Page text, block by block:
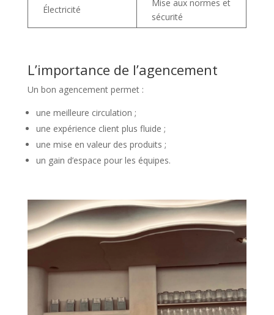
Électricité
Mise aux normes et
sécurité
L’importance de l’agencement
Un bon agencement permet :
une meilleure circulation ;
une expérience client plus fluide ;
une mise en valeur des produits ;
un gain d’espace pour les équipes.